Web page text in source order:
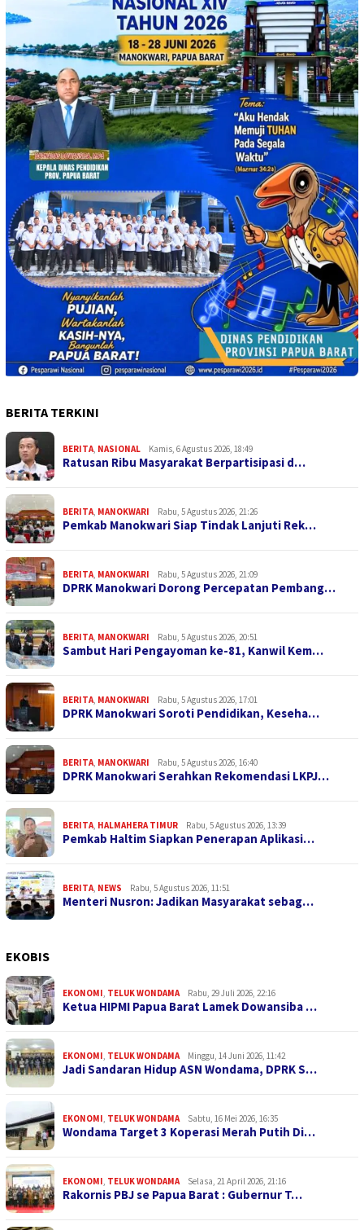
BERITA TERKINI
BERITA, NASIONAL Kamis, 6 Agustus 2026, 18:49
Ratusan Ribu Masyarakat Berpartisipasi d…
BERITA, MANOKWARI Rabu, 5 Agustus 2026, 21:26
Pemkab Manokwari Siap Tindak Lanjuti Rek…
BERITA, MANOKWARI Rabu, 5 Agustus 2026, 21:09
DPRK Manokwari Dorong Percepatan Pembang…
BERITA, MANOKWARI Rabu, 5 Agustus 2026, 20:51
Sambut Hari Pengayoman ke-81, Kanwil Kem…
BERITA, MANOKWARI Rabu, 5 Agustus 2026, 17:01
DPRK Manokwari Soroti Pendidikan, Keseha…
BERITA, MANOKWARI Rabu, 5 Agustus 2026, 16:40
DPRK Manokwari Serahkan Rekomendasi LKPJ…
BERITA, HALMAHERA TIMUR Rabu, 5 Agustus 2026, 13:39
Pemkab Haltim Siapkan Penerapan Aplikasi…
BERITA, NEWS Rabu, 5 Agustus 2026, 11:51
Menteri Nusron: Jadikan Masyarakat sebag…
EKOBIS
EKONOMI, TELUK WONDAMA Rabu, 29 Juli 2026, 22:16
Ketua HIPMI Papua Barat Lamek Dowansiba …
EKONOMI, TELUK WONDAMA Minggu, 14 Juni 2026, 11:42
Jadi Sandaran Hidup ASN Wondama, DPRK S…
EKONOMI, TELUK WONDAMA Sabtu, 16 Mei 2026, 16:35
Wondama Target 3 Koperasi Merah Putih Di…
EKONOMI, TELUK WONDAMA Selasa, 21 April 2026, 21:16
Rakornis PBJ se Papua Barat : Gubernur T…